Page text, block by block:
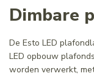
Dimbare
De Esto LED
LED opbouw
worden verwerkt,